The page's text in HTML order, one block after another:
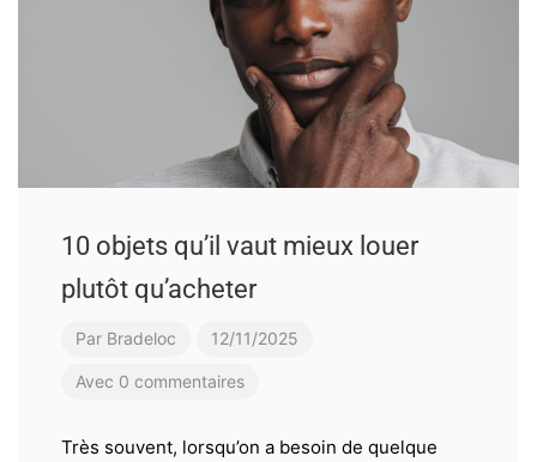
10 objets qu’il vaut mieux louer
plutôt qu’acheter
Par Bradeloc 12/11/2025
Avec 0 commentaires
Très souvent, lorsqu’on a besoin de quelque